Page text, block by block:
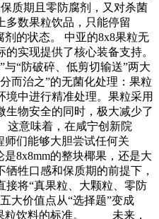
质期且零防腐剂，又对杀菌
多数果粒饮品，只能停留
剂的状态。 中亚的8x8果粒无
实现提供了核心装备支持。
“防破碎、低剪切输送”两大
而治之”的无菌化处理：果粒
中进行精准处理。果粒采用
生物安全的同时，极大减少了
意味着，在咸宁创新院
师们能够大胆尝试任何关
8x8mm的整块椰果，还是大
牲口感和保质期的前提下，
接将“真果粒、大颗粒、零防
大价值点从“选择题”变成
果粒饮料的标准。 未来，